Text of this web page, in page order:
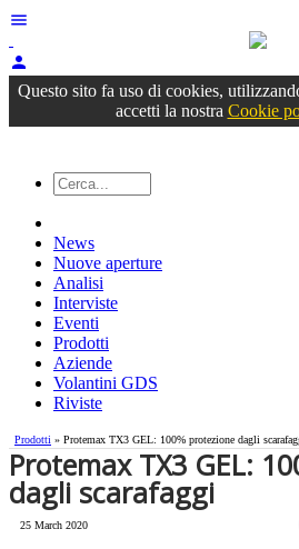
menu
person
Questo sito fa uso di cookies,
accetti la nostra Cookie
News
Nuove aperture
Analisi
Interviste
Eventi
Prodotti
Aziende
Volantini GDS
Riviste
Prodotti » Protemax TX3 GEL: 100% protezione dagli
Protemax TX3 GEL:
dagli scarafaggi
25 March 2020